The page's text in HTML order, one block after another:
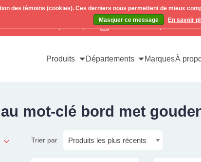
Contactez-nous pour toutes
Produits Départements MarquesÀ
mot-clé bord met
Trier par
des témoins (cookies). Ces derniers nous permettent de mieux
Masquer ce message
En savoir